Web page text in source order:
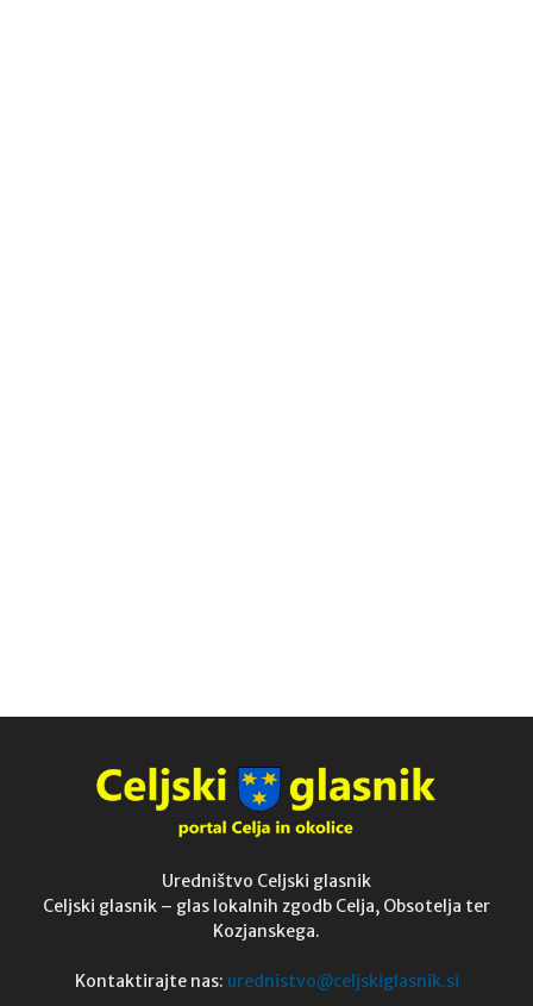
Uredništvo Celjski glasnik
Celjski glasnik – glas lokalnih zgodb Celja, Obsotelja ter
Kozjanskega.
Kontaktirajte nas: urednistvo@celjskiglasnik.si